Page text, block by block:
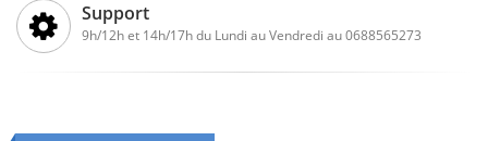
Support
9h/12h et 14h/17h du Lundi au Vendredi au 0688565273